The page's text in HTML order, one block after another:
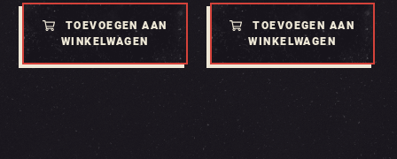
TOEVOEGEN AAN
WINKELWAGEN
TOEVOEGEN AAN
WINKELWAGEN